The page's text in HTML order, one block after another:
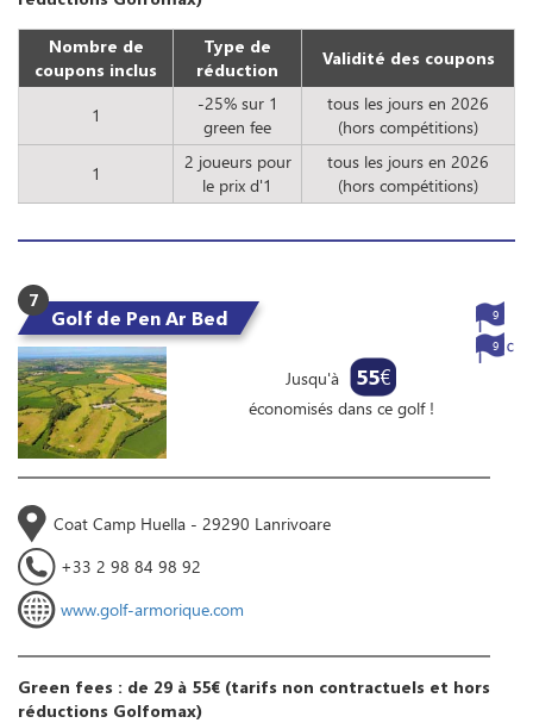
Nombre de
coupons inclus
Type de
réduction
Validité des coupons
1
-25% sur 1
green fee
tous les jours en 2026
(hors compétitions)
1
2 joueurs pour
le prix d'1
tous les jours en 2026
(hors compétitions)
7
Golf de Pen Ar Bed
Jusqu'à 55€
économisés dans ce golf !
9
9
Coat Camp Huella - 29290 Lanrivoare
+33 2 98 84 98 92
www.golf-armorique.com
Green fees : de 29 à 55€ (tarifs non contractuels et hors
réductions Golfomax)